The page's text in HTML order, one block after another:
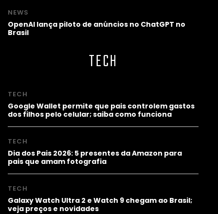
NEWS
OpenAI lança piloto de anúncios no ChatGPT no
Brasil
TECH
TECH
Google Wallet permite que pais controlem gastos
dos filhos pelo celular; saiba como funciona
TECH
Dia dos Pais 2026: 5 presentes da Amazon para
pais que amam fotografia
TECH
Galaxy Watch Ultra 2 e Watch 9 chegam ao Brasil;
veja preços e novidades